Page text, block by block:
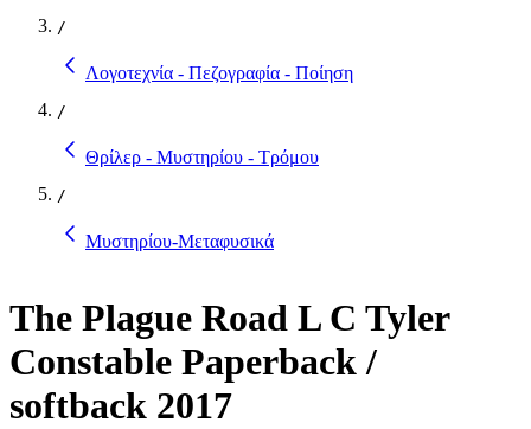
/
Λογοτεχνία - Πεζογραφία - Ποίηση
/
Θρίλερ - Μυστηρίου - Τρόμου
/
Μυστηρίου-Μεταφυσικά
The Plague Road L C Tyler
Constable Paperback /
softback 2017